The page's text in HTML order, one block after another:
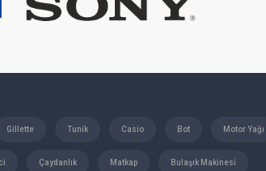
Gillette Tunik Casio Bot Motor Yağı
Çaydanlık Matkap Bulaşık Makinesi